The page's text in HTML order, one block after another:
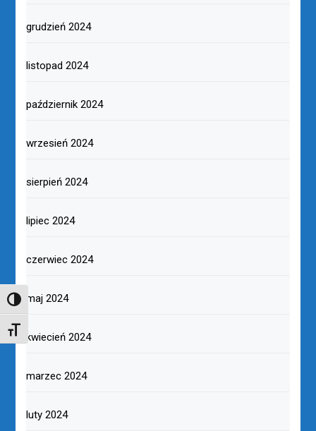
TOGGLE HIGH CONTRAST
TOGGLE FONT SIZE
grudzień 2024
listopad 2024
październik 2024
wrzesień 2024
sierpień 2024
lipiec 2024
czerwiec 2024
maj 2024
kwiecień 2024
marzec 2024
luty 2024